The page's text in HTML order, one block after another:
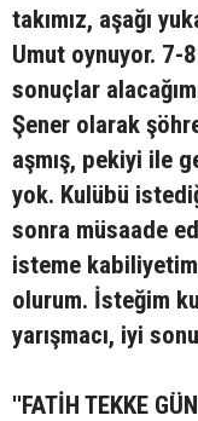
takımız, aşağı
Umut oynuyor. 7-
sonuçlar
Şener olarak
aşmış, pekiyi ile
yok. Kulübü
sonra müsaade
isteme
olurum. İsteğim
yarışmacı, iyi
''FATİH TEKKE